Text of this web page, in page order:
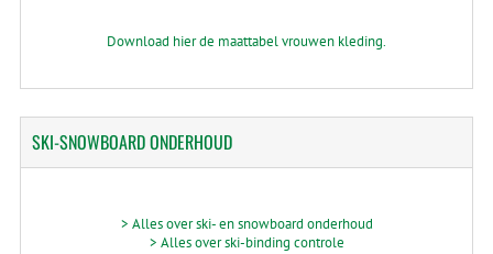
Download hier de maattabel vrouwen kleding.
SKI-SNOWBOARDONDERHOUD
> Alles over ski- en snowboard onderhoud
> Alles over ski-binding controle